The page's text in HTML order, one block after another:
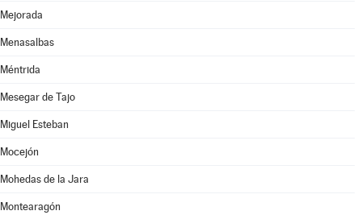
Mejorada
Menasalbas
Méntrida
Mesegar de Tajo
Miguel Esteban
Mocejón
Mohedas de la Jara
Montearagón